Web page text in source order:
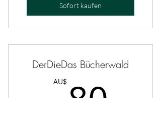
Sofort kaufen
DerDieDas Bücherwald
AU$ 80